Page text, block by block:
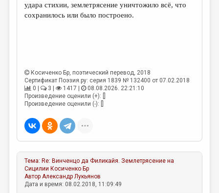
МЕДИА
удара стихии, землетрясение уничтожило всё, что
сохранилось или было построено.
Косиченко Бр, поэтический перевод, 2018
Сертификат Поэзия.ру: серия 1839 № 132400 от 07.02.2018
0 |
3 | 1417 |
08.08.2026. 22:21:10
Произведение оценили (+): []
Произведение оценили (-): []
Тема: Re: Винченцо да Филикайя. Землетрясение на
Сицилии Косиченко Бр
АвторАлександр Лукьянов
Дата и время: 08.02.2018, 11:09:49